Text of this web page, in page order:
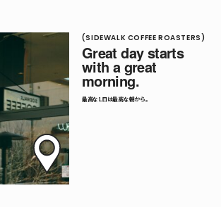
(SIDEWALK COFFEE ROASTERS)
Great day starts
with a great
morning.
最高な1日は最高な朝から。